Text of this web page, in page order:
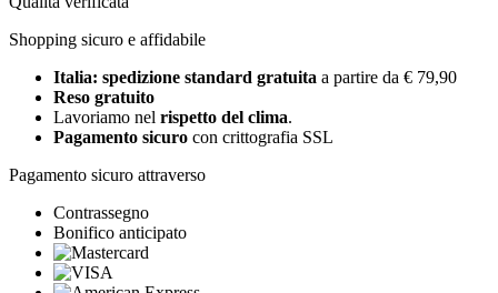
Shopping sicuro e affidabile
Italia: spedizione standard gratuita a partire da € 79,90
Reso gratuito
Lavoriamo nel rispetto del clima.
Pagamento sicuro con crittografia SSL
Pagamento sicuro attraverso
Contrassegno
Bonifico anticipato